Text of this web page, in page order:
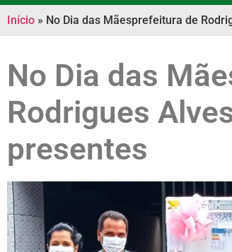
Início » No Dia das Mãesprefeitura de
No Dia das
Rodrigues
presentes